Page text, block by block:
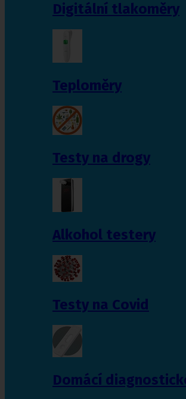
Digitální tlakoměry
Teploměry
Testy na drogy
Alkohol testery
Testy na Covid
Domácí